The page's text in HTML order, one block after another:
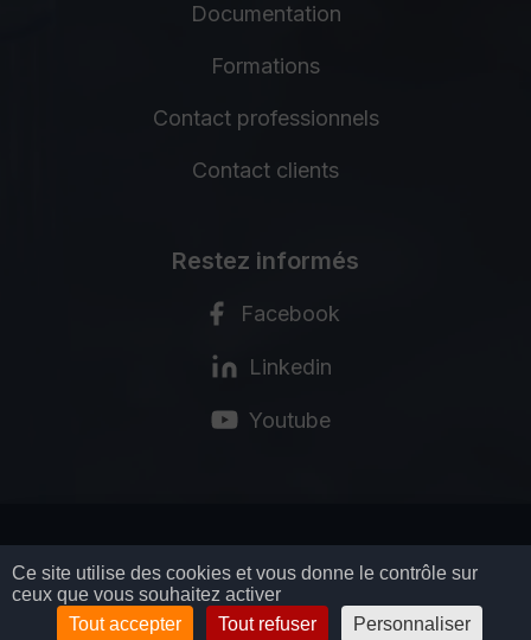
Documentation
Formations
Contact professionnels
Contact clients
Restez informés
Facebook
Linkedin
Youtube
MENTIONS LÉGALES
POLITIQUE DE CONFIDENTIALITÉ
CGV
Ce site utilise des cookies et vous donne le contrôle sur
ceux que vous souhaitez activer
Tout accepter
Tout refuser Personnaliser